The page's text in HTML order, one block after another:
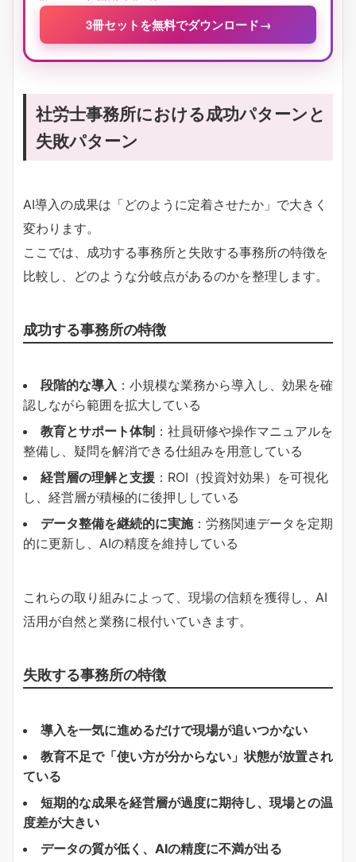
3冊セットを無料でダウンロード→
社労士事務所における成功パターンと
失敗パターン
AI導入の成果は「どのように定着させたか」で大きく
変わります。
ここでは、成功する事務所と失敗する事務所の特徴を
比較し、どのような分岐点があるのかを整理します。
成功する事務所の特徴
段階的な導入 ：小規模な業務から導入し、効果を確
認しながら範囲を拡大している
教育とサポート体制 ：社員研修や操作マニュアルを
整備し、疑問を解消できる仕組みを用意している
経営層の理解と支援 ：ROI（投資対効果）を可視化
し、経営層が積極的に後押ししている
データ整備を継続的に実施：労務関連データを定期
的に更新し、AIの精度を維持している
これらの取り組みによって、現場の信頼を獲得し、AI
活用が自然と業務に根付いていきます。
失敗する事務所の特徴
導入を一気に進めるだけで現場が追いつかない
教育不足で「使い方が分からない」状態が放置され
ている
短期的な成果を経営層が過度に期待し、現場との温
度差が大きい
データの質が低く、AIの精度に不満が出る